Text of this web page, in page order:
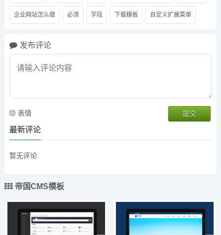
企业网站怎么做 必须 字段 下载模板 自定义扩展菜单
发布评论
表情
最新评论
暂无评论
帝国CMS模板